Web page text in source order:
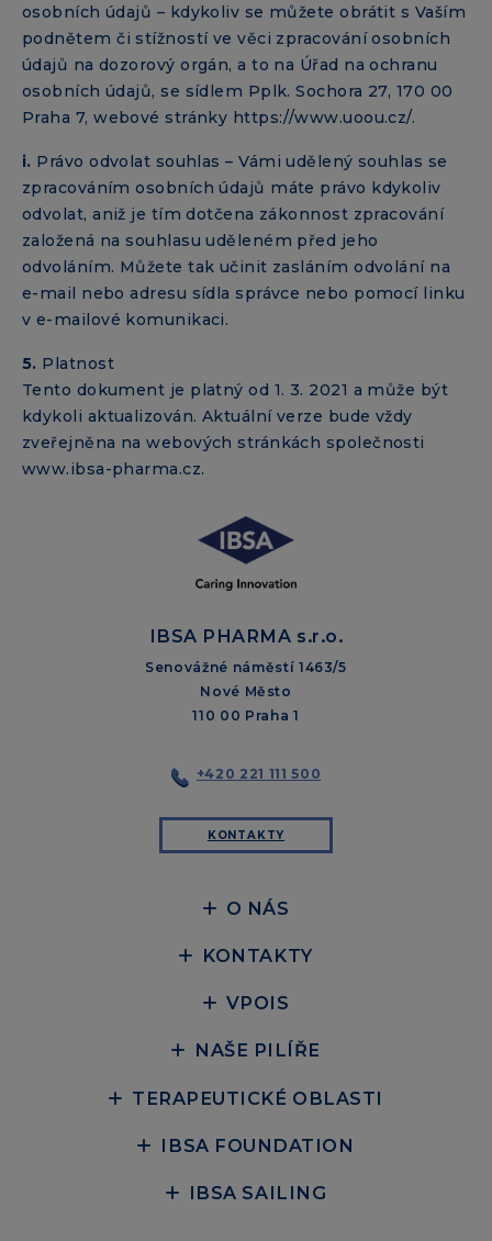
osobních údajů – kdykoliv se můžete obrátit s Vaším
podnětem či stížností ve věci zpracování osobních
údajů na dozorový orgán, a to na Úřad na ochranu
osobních údajů, se sídlem Pplk. Sochora 27, 170 00
Praha 7, webové stránky https://www.uoou.cz/.
i. Právo odvolat souhlas – Vámi udělený souhlas se
zpracováním osobních údajů máte právo kdykoliv
odvolat, aniž je tím dotčena zákonnost zpracování
založená na souhlasu uděleném před jeho
odvoláním. Můžete tak učinit zasláním odvolání na
e-mail nebo adresu sídla správce nebo pomocí linku
v e-mailové komunikaci.
5. Platnost
Tento dokument je platný od 1. 3. 2021 a může být
kdykoli aktualizován. Aktuální verze bude vždy
zveřejněna na webových stránkách společnosti
www.ibsa-pharma.cz.
IBSA PHARMA s.r.o.
Senovážné náměstí 1463/5
Nové Město
110 00 Praha 1
+420 221 111 500
KONTAKTY
O NÁS
KONTAKTY
VPOIS
NAŠE PILÍŘE
TERAPEUTICKÉ OBLASTI
IBSA FOUNDATION
IBSA SAILING